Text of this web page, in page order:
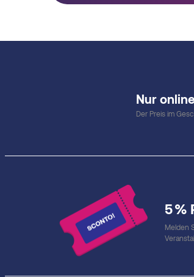
Nur
Der Preis im
5 %
Melden